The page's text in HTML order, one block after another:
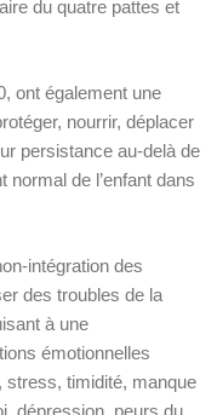
du quatre pattes et
ont également une
nourrir, déplacer
persistance au-delà de
de l’enfant dans
intégration des
des troubles de la
à une
émotionnelles
timidité, manque